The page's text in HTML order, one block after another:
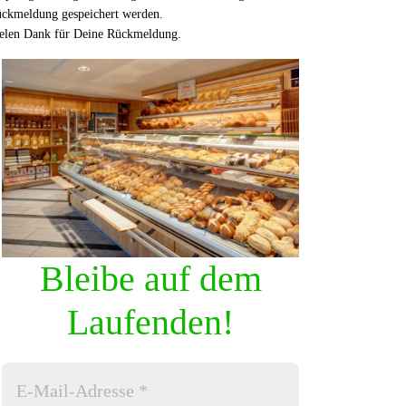
gespeichert werden.
Dank für Deine Rückmeldung.
Bleibe auf dem
Laufenden!